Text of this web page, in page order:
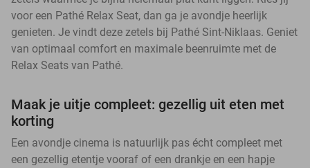
voor een Pathé Relax Seat, dan ga je avondje heerlijk
genieten. Je vindt deze zetels bij Pathé Sint-Niklaas. Geniet
van optimaal comfort en maximale beenruimte met de
Relax Seats van Pathé.
Maak je uitje compleet: gezellig uit eten met
korting
Een avondje cinema is natuurlijk pas écht compleet met
een gezellig etentje vooraf of een drankje en een hapje